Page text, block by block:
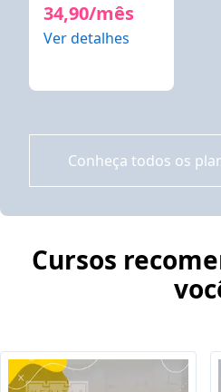
34,90/mês
Ver detalhes
Conheça todos os
Cursos